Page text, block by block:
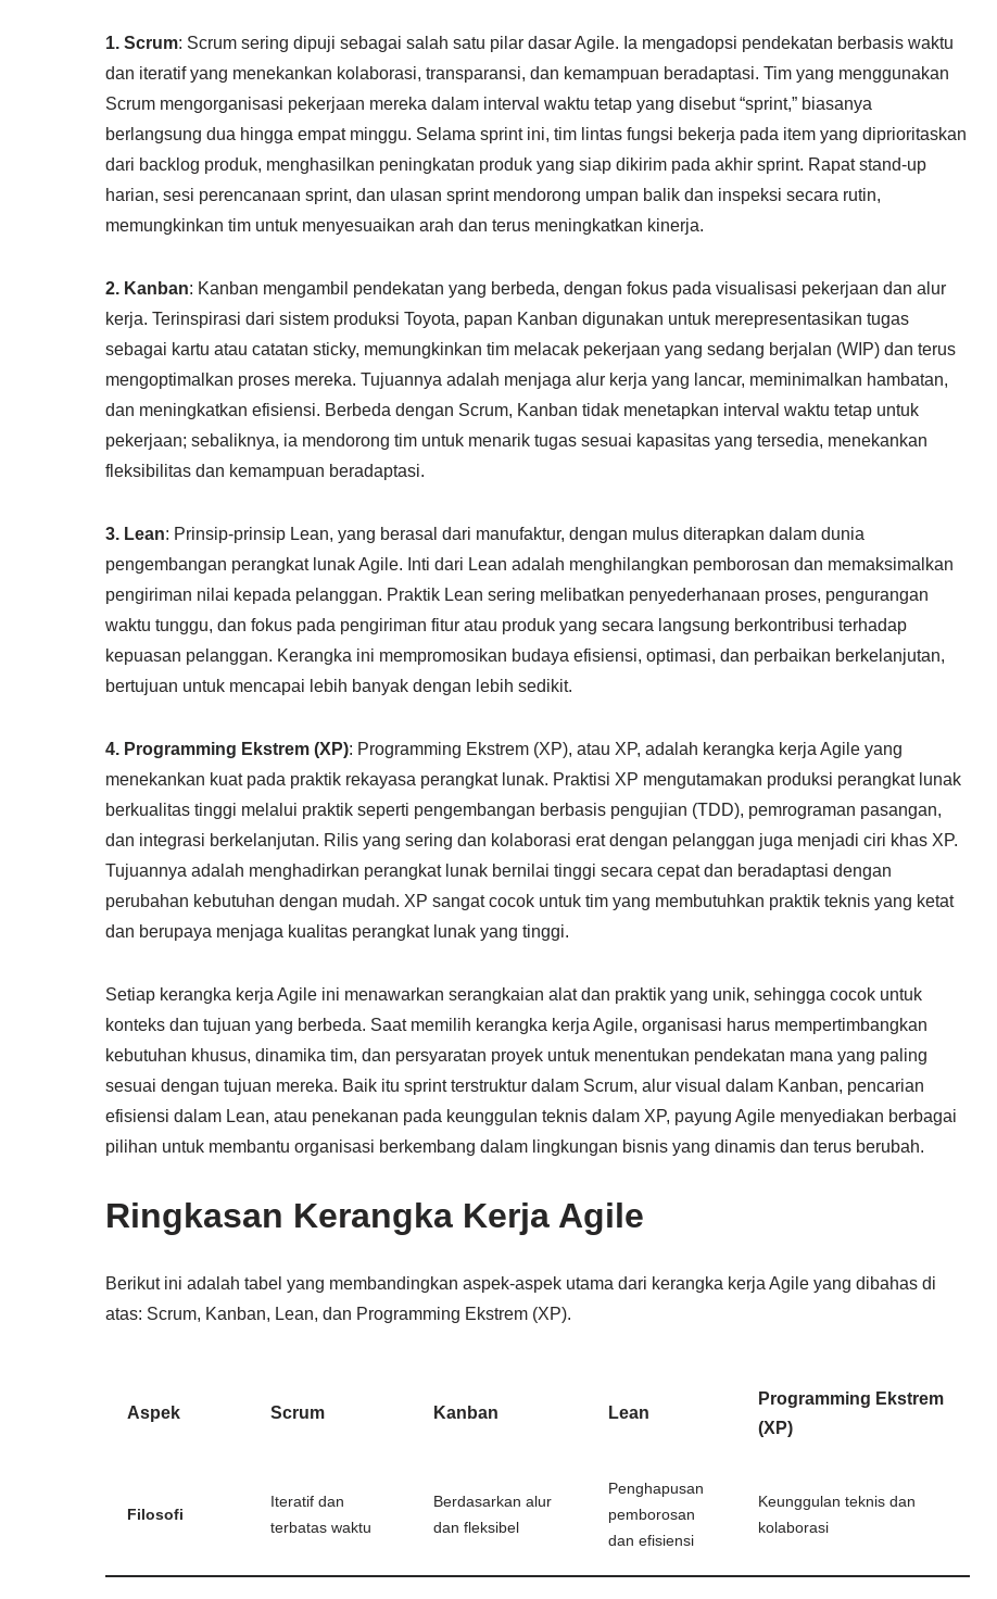
1. Scrum: Scrum sering dipuji sebagai salah satu pilar dasar Agile. Ia mengadopsi pendekatan berbasis waktu
dan iteratif yang menekankan kolaborasi, transparansi, dan kemampuan beradaptasi. Tim yang menggunakan
Scrum mengorganisasi pekerjaan mereka dalam interval waktu tetap yang disebut “sprint,” biasanya
berlangsung dua hingga empat minggu. Selama sprint ini, tim lintas fungsi bekerja pada item yang diprioritaskan
dari backlog produk, menghasilkan peningkatan produk yang siap dikirim pada akhir sprint. Rapat stand-up
harian, sesi perencanaan sprint, dan ulasan sprint mendorong umpan balik dan inspeksi secara rutin,
memungkinkan tim untuk menyesuaikan arah dan terus meningkatkan kinerja.
2. Kanban: Kanban mengambil pendekatan yang berbeda, dengan fokus pada visualisasi pekerjaan dan alur
kerja. Terinspirasi dari sistem produksi Toyota, papan Kanban digunakan untuk merepresentasikan tugas
sebagai kartu atau catatan sticky, memungkinkan tim melacak pekerjaan yang sedang berjalan (WIP) dan terus
mengoptimalkan proses mereka. Tujuannya adalah menjaga alur kerja yang lancar, meminimalkan hambatan,
dan meningkatkan efisiensi. Berbeda dengan Scrum, Kanban tidak menetapkan interval waktu tetap untuk
pekerjaan; sebaliknya, ia mendorong tim untuk menarik tugas sesuai kapasitas yang tersedia, menekankan
fleksibilitas dan kemampuan beradaptasi.
3. Lean: Prinsip-prinsip Lean, yang berasal dari manufaktur, dengan mulus diterapkan dalam dunia
pengembangan perangkat lunak Agile. Inti dari Lean adalah menghilangkan pemborosan dan memaksimalkan
pengiriman nilai kepada pelanggan. Praktik Lean sering melibatkan penyederhanaan proses, pengurangan
waktu tunggu, dan fokus pada pengiriman fitur atau produk yang secara langsung berkontribusi terhadap
kepuasan pelanggan. Kerangka ini mempromosikan budaya efisiensi, optimasi, dan perbaikan berkelanjutan,
bertujuan untuk mencapai lebih banyak dengan lebih sedikit.
4. Programming Ekstrem (XP): Programming Ekstrem (XP), atau XP, adalah kerangka kerja Agile yang
menekankan kuat pada praktik rekayasa perangkat lunak. Praktisi XP mengutamakan produksi perangkat lunak
berkualitas tinggi melalui praktik seperti pengembangan berbasis pengujian (TDD), pemrograman pasangan,
dan integrasi berkelanjutan. Rilis yang sering dan kolaborasi erat dengan pelanggan juga menjadi ciri khas XP.
Tujuannya adalah menghadirkan perangkat lunak bernilai tinggi secara cepat dan beradaptasi dengan
perubahan kebutuhan dengan mudah. XP sangat cocok untuk tim yang membutuhkan praktik teknis yang ketat
dan berupaya menjaga kualitas perangkat lunak yang tinggi.
Setiap kerangka kerja Agile ini menawarkan serangkaian alat dan praktik yang unik, sehingga cocok untuk
konteks dan tujuan yang berbeda. Saat memilih kerangka kerja Agile, organisasi harus mempertimbangkan
kebutuhan khusus, dinamika tim, dan persyaratan proyek untuk menentukan pendekatan mana yang paling
sesuai dengan tujuan mereka. Baik itu sprint terstruktur dalam Scrum, alur visual dalam Kanban, pencarian
efisiensi dalam Lean, atau penekanan pada keunggulan teknis dalam XP, payung Agile menyediakan berbagai
pilihan untuk membantu organisasi berkembang dalam lingkungan bisnis yang dinamis dan terus berubah.
Ringkasan Kerangka Kerja Agile
Berikut ini adalah tabel yang membandingkan aspek-aspek utama dari kerangka kerja Agile yang dibahas di
atas: Scrum, Kanban, Lean, dan Programming Ekstrem (XP).
Aspek Scrum Kanban Lean
Programming Ekstrem
(XP)
Filosofi
Iteratif dan
terbatas waktu
Berdasarkan alur
dan fleksibel
Penghapusan
pemborosan
dan efisiensi
Keunggulan teknis dan
kolaborasi